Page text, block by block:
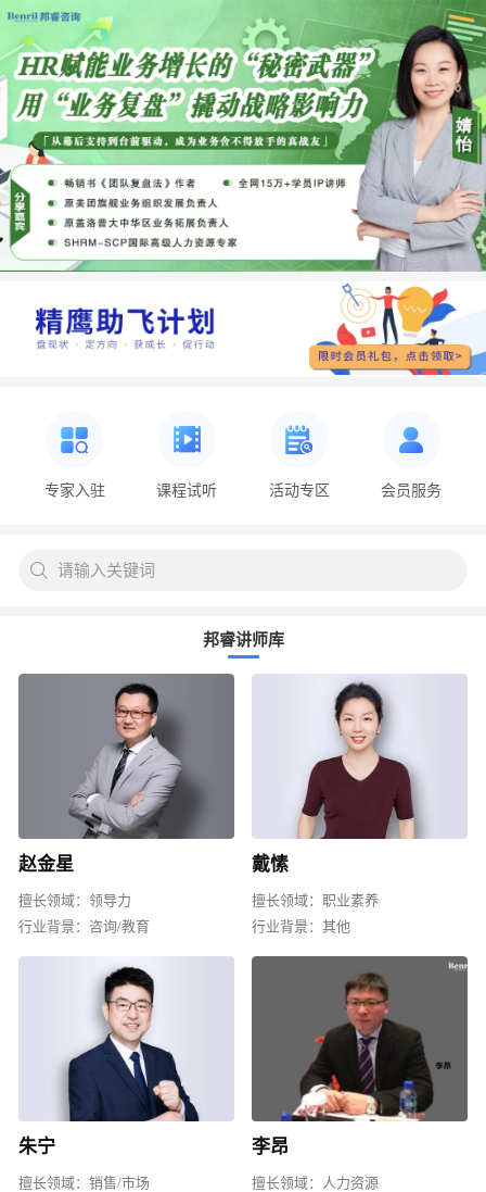
专家入驻 课程试听 活动专区 会员服务
请输入关键词
邦睿讲师库
赵金星
擅长领域： 领导力
行业背景： 咨询/教育
戴愫
擅长领域：职业素养
行业背景：其他
朱宁
擅长领域： 销售/市场
李昂
擅长领域： 人力资源